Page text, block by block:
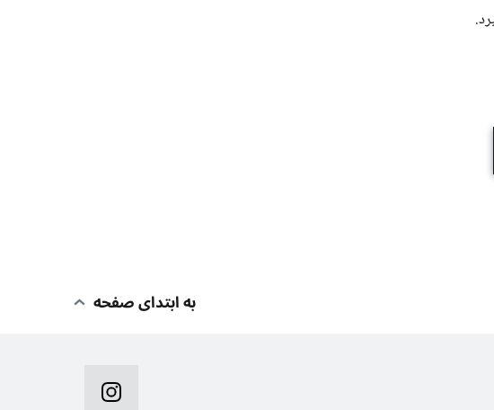
به ابتدای صفحه